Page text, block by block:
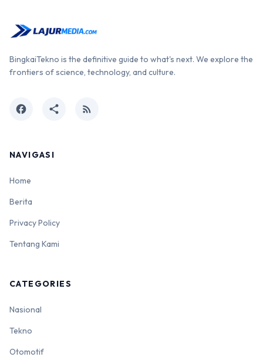
BingkaiTekno is the definitive guide to what's next. We explore the
frontiers of science, technology, and culture.
facebook share rss_feed
NAVIGASI
Home
Berita
Privacy Policy
Tentang Kami
CATEGORIES
Nasional
Tekno
Otomotif